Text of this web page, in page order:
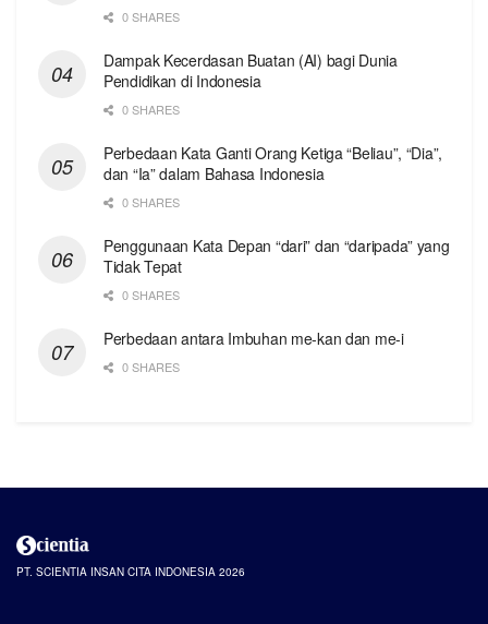
0 SHARES
Dampak Kecerdasan Buatan (AI) bagi Dunia
Pendidikan di Indonesia
0 SHARES
Perbedaan Kata Ganti Orang Ketiga “Beliau”, “Dia”,
dan “Ia” dalam Bahasa Indonesia
0 SHARES
Penggunaan Kata Depan “dari” dan “daripada” yang
Tidak Tepat
0 SHARES
Perbedaan antara Imbuhan me-kan dan me-i
0 SHARES
PT. SCIENTIA INSAN CITA INDONESIA 2026